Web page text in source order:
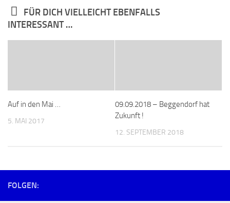
FÜR DICH VIELLEICHT EBENFALLS
INTERESSANT …
Auf in den Mai …
5. MAI 2017
09.09.2018 – Beggendorf hat
Zukunft !
12. SEPTEMBER 2018
FOLGEN: